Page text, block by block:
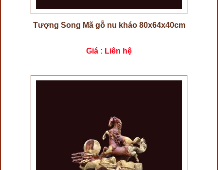
Tượng Song Mã gỗ nu kháo 80x64x40cm
Giá : Liên hệ